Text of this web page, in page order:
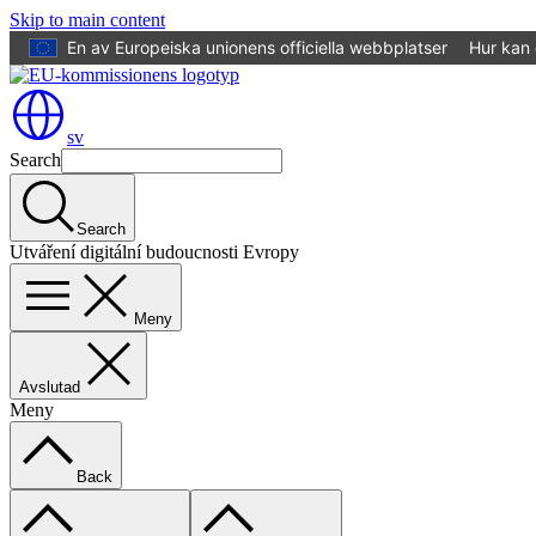
Skip to main content
En av Europeiska unionens officiella webbplatser
Hur
sv
Search
Search
Utváření digitální budoucnosti Evropy
Meny
Avslutad
Meny
Back